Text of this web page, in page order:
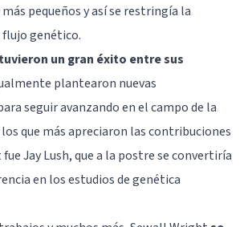
pequeños y así se restringía la
flujo genético.
un gran éxito entre sus
plantearon nuevas
seguir avanzando en el campo de la
que más apreciaron las contribuciones
Jay Lush, que a la postre se convertiría
en los estudios de genética